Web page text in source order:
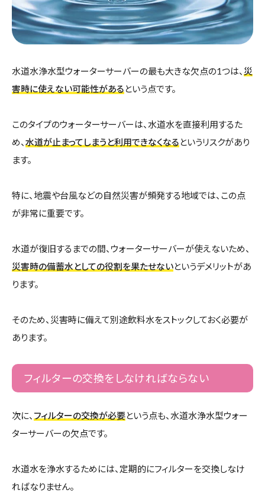
水道水浄水型ウォーターサーバーの最も大きな欠点の1つは、 災
害時に使えない可能性がある という点です。
このタイプのウォーターサーバーは、水道水を直接利用するた
め、 水道が止まってしまうと利用できなくなる というリスクがあり
ます。
特に、地震や台風などの自然災害が頻発する地域では、この点
が非常に重要です。
水道が復旧するまでの間、ウォーターサーバーが使えないため、
災害時の備蓄水としての役割を果たせないというデメリットがあ
ります。
そのため、災害時に備えて別途飲料水をストックしておく必要が
あります。
フィルターの交換をしなければならない
次に、 フィルターの交換が必要という点も、水道水浄水型ウォー
ターサーバーの欠点です。
水道水を浄水するためには、定期的にフィルターを交換しなけ
ればなりません。